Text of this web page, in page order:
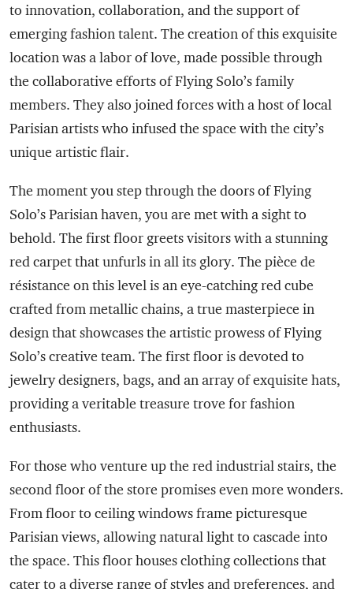
to innovation, collaboration, and the support of
emerging fashion talent. The creation of this exquisite
location was a labor of love, made possible through
the collaborative efforts of Flying Solo’s family
members. They also joined forces with a host of local
Parisian artists who infused the space with the city’s
unique artistic flair.
The moment you step through the doors of Flying
Solo’s Parisian haven, you are met with a sight to
behold. The first floor greets visitors with a stunning
red carpet that unfurls in all its glory. The pièce de
résistance on this level is an eye-catching red cube
crafted from metallic chains, a true masterpiece in
design that showcases the artistic prowess of Flying
Solo’s creative team. The first floor is devoted to
jewelry designers, bags, and an array of exquisite hats,
providing a veritable treasure trove for fashion
enthusiasts.
For those who venture up the red industrial stairs, the
second floor of the store promises even more wonders.
From floor to ceiling windows frame picturesque
Parisian views, allowing natural light to cascade into
the space. This floor houses clothing collections that
cater to a diverse range of styles and preferences, and